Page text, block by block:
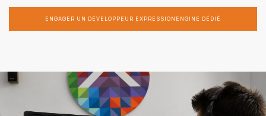
ENGAGER UN DÉVELOPPEUR EXPRESSIONENGINE DÉDIÉ